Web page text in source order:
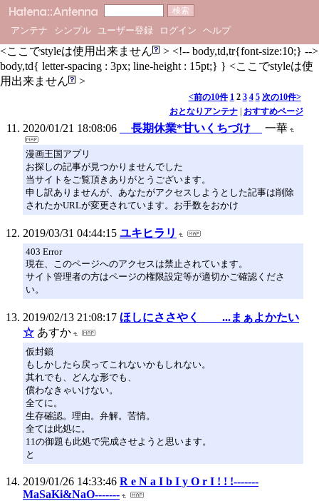
アンテナ シンプル ユーザー登録 ログイン ヘルプ
<ここでstyleは使用出来ません
> <!-- body,td,tr{font-size:10;} -->
body,td{ letter-spacing : 3px; line-height : 15pt;} } <ここでstyleは使
用出来ません
>
<前の10件 1 2 3 4 5 次の10件>
おとなりアンテナ| おすすめページ
2020/01/21 18:08:06 長期休業*甘いくちづけ 一華
漫画王国アプリ
お探しの記事が見つかりませんでした
当サイトをご覧頂きありがとうございます。
申し訳ありませんが、あなたがアクセスしようとした記事は削除
されたかURLが変更されています。お手数をおかけ
2019/03/31 04:44:15 ユキヒラリ
403 Error
現在、このページへのアクセスは禁止されています。
サイト管理者の方はページの権限設定等が適切かご確認くださ
い。
2019/02/13 21:08:17 ほしにささやく ...まぁよかたい
☆ あすか
仮封鎖
もしかしたら戻ってこれないかもしれない。
其れでも、どんな形でも、
償わなきゃいけない。
全てに。
生存確認。理由。弁解。苦情。
全ては此処に。
11の御題も此処で完成させようと思います。
と
2019/01/26 14:33:46 R e N a I b I y O r I ! ! !-------
MaSaKi&NaO-------